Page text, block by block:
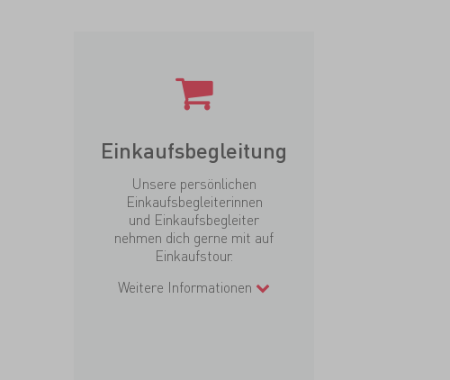
Einkaufsbegleitung
Unsere persönlichen
Einkaufsbegleiterinnen
und Einkaufsbegleiter
nehmen dich gerne mit auf
Einkaufstour.
Weitere Informationen